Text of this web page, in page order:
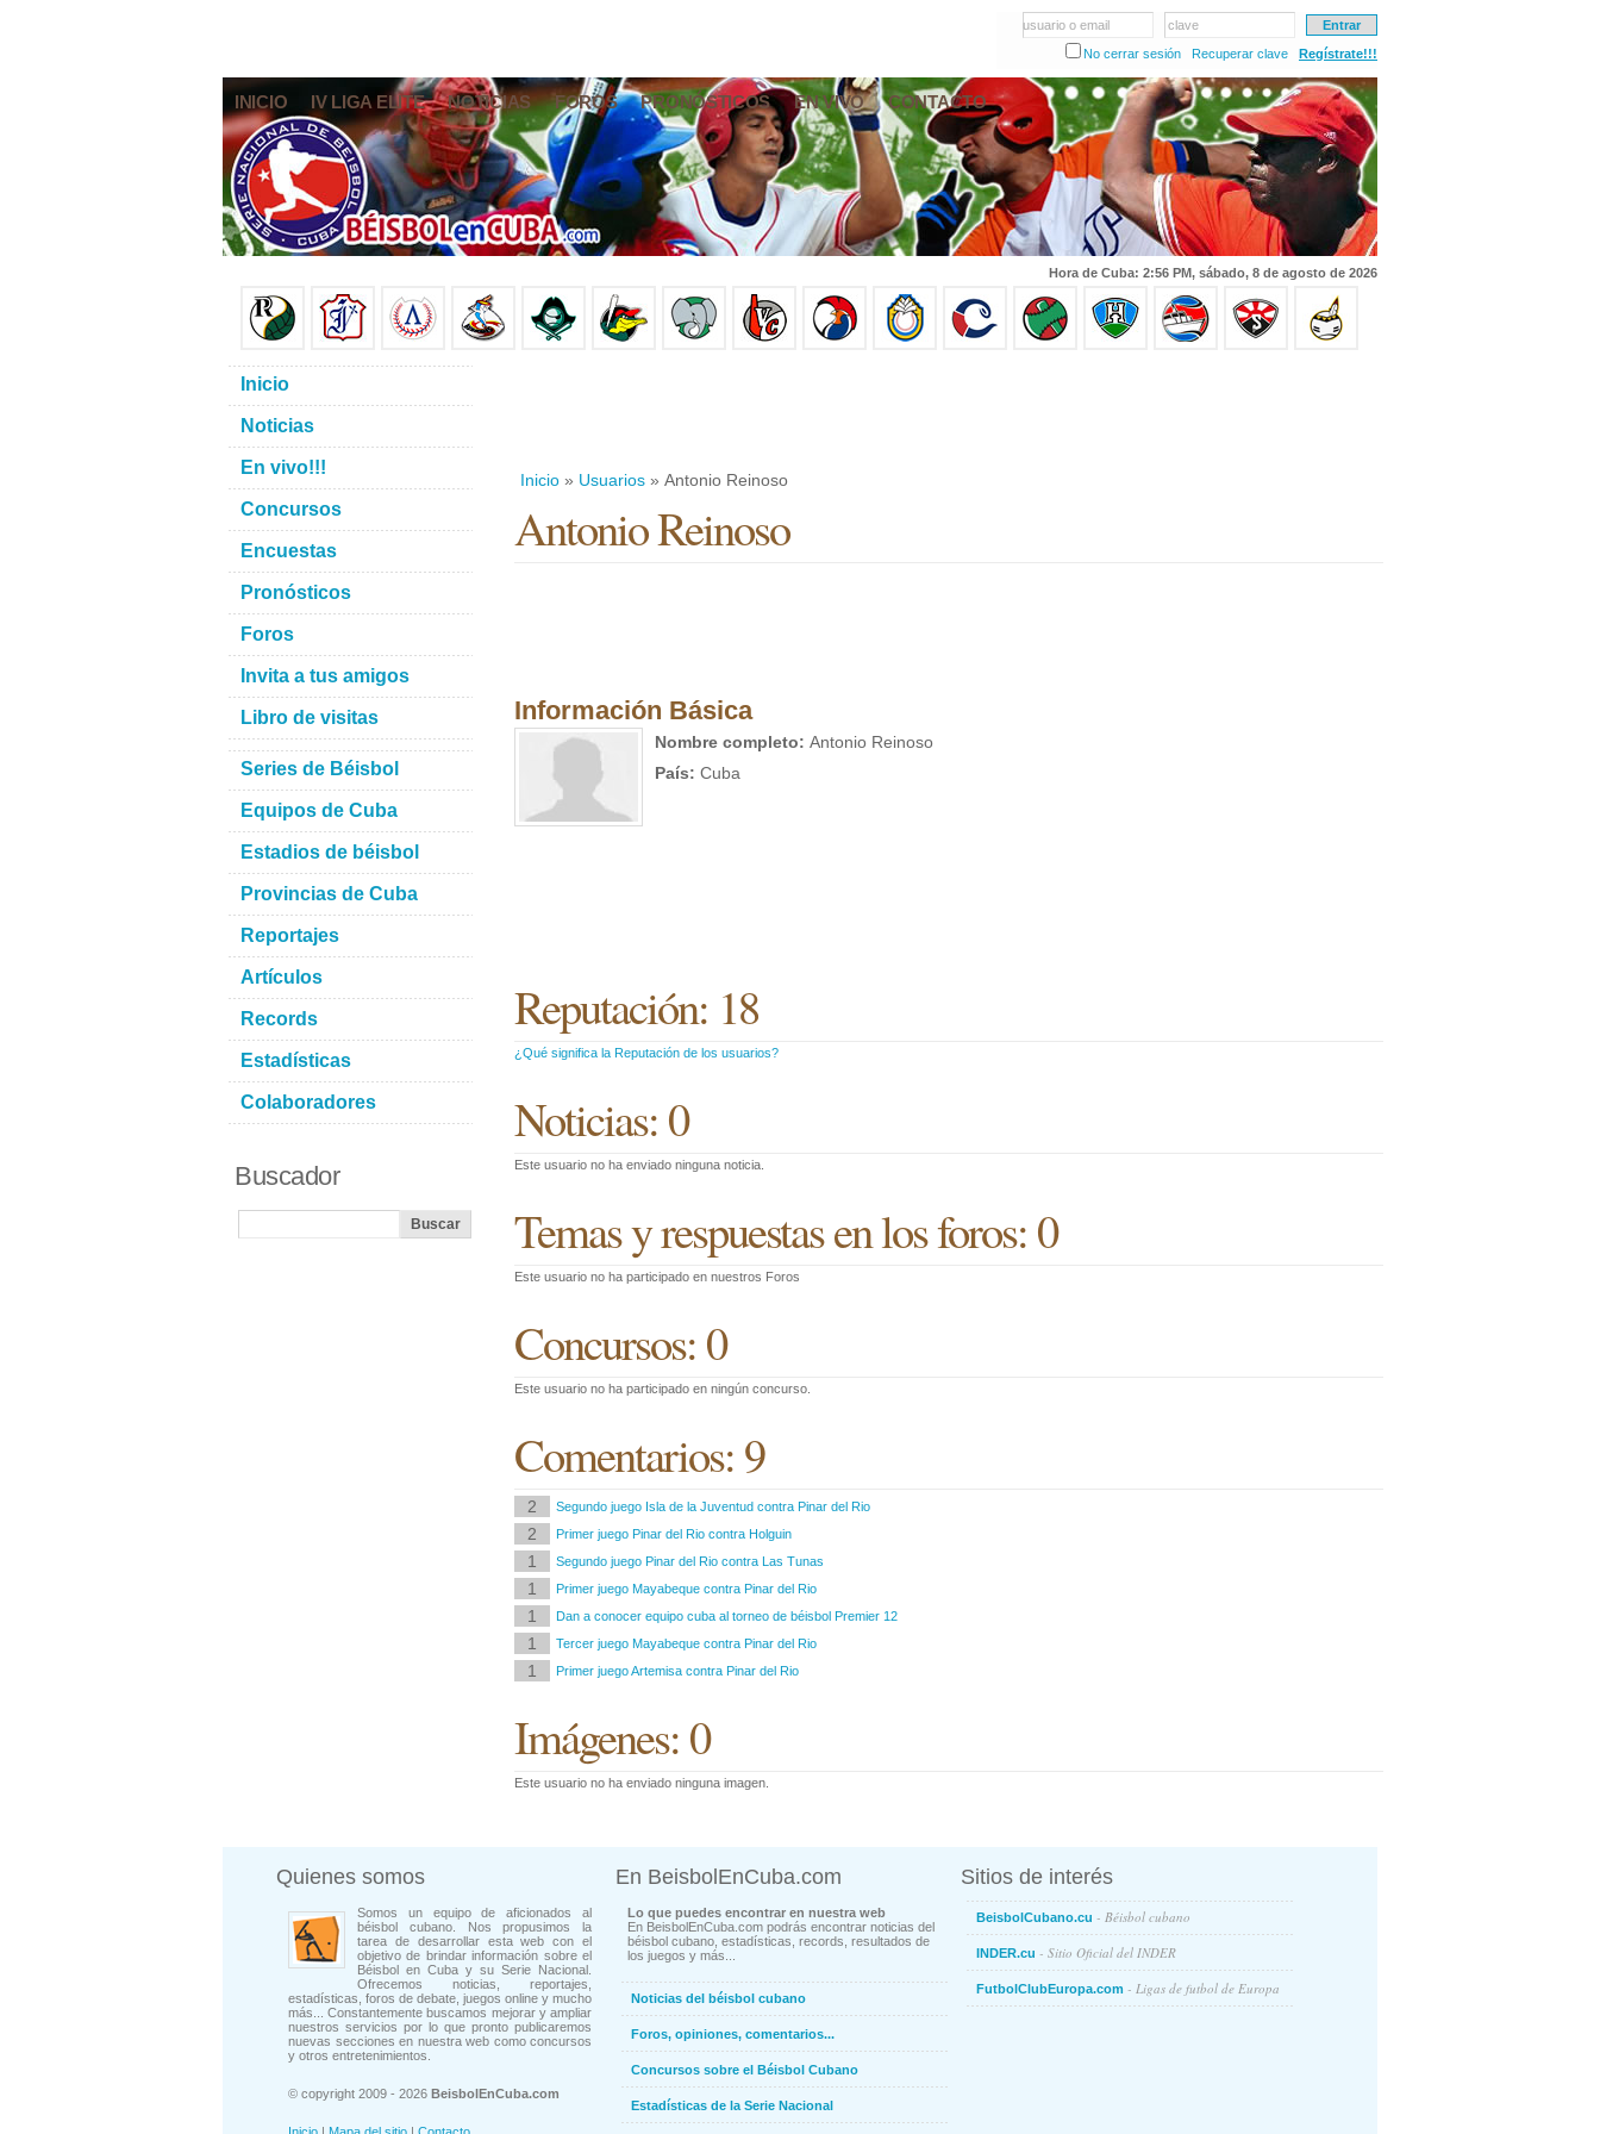
usuario o email
clave
No cerrar sesión
Recuperar clave Regístrate!!!
INICIO IV LIGA ELITE NOTICIAS FOROS PRONÓSTICOS EN VIVO CONTACTO
Hora de Cuba: 2:56 PM, sábado, 8 de agosto de 2026
Inicio » Usuarios » Antonio Reinoso
Antonio Reinoso
Información Básica
Nombre completo: Antonio Reinoso
País: Cuba
Reputación: 18
¿Qué significa la Reputación de los usuarios?
Noticias: 0
Este usuario no ha enviado ninguna noticia.
Temas y respuestas en los foros: 0
Este usuario no ha participado en nuestros Foros
Concursos: 0
Este usuario no ha participado en ningún concurso.
Comentarios: 9
2 Segundo juego Isla de la Juventud contra Pinar del Rio
2 Primer juego Pinar del Rio contra Holguin
1 Segundo juego Pinar del Rio contra Las Tunas
1 Primer juego Mayabeque contra Pinar del Rio
1 Dan a conocer equipo cuba al torneo de béisbol Premier 12
1 Tercer juego Mayabeque contra Pinar del Rio
1 Primer juego Artemisa contra Pinar del Rio
Imágenes: 0
Este usuario no ha enviado ninguna imagen.
Inicio
Noticias
En vivo!!!
Concursos
Encuestas
Pronósticos
Foros
Invita a tus amigos
Libro de visitas
Series de Béisbol
Equipos de Cuba
Estadios de béisbol
Provincias de Cuba
Reportajes
Artículos
Records
Estadísticas
Colaboradores
Buscador
Quienes somos
Somos un equipo de aficionados al
béisbol cubano. Nos propusimos la
tarea de desarrollar esta web con el
objetivo de brindar información sobre el
Béisbol en Cuba y su Serie Nacional.
Ofrecemos noticias, reportajes,
estadísticas, foros de debate, juegos online y mucho
más... Constantemente buscamos mejorar y ampliar
nuestros servicios por lo que pronto publicaremos
nuevas secciones en nuestra web como concursos
y otros entretenimientos.
© copyright 2009 - 2026 BeisbolEnCuba.com
En BeisbolEnCuba.com
Lo que puedes encontrar en nuestra web
En BeisbolEnCuba.com podrás encontrar noticias del
béisbol cubano, estadísticas, records, resultados de
los juegos y más...
Noticias del béisbol cubano
Foros, opiniones, comentarios...
Concursos sobre el Béisbol Cubano
Estadísticas de la Serie Nacional
Sitios de interés
BeisbolCubano.cu - Béisbol cubano
INDER.cu - Sitio Oficial del INDER
FutbolClubEuropa.com - Ligas de futbol de Europa